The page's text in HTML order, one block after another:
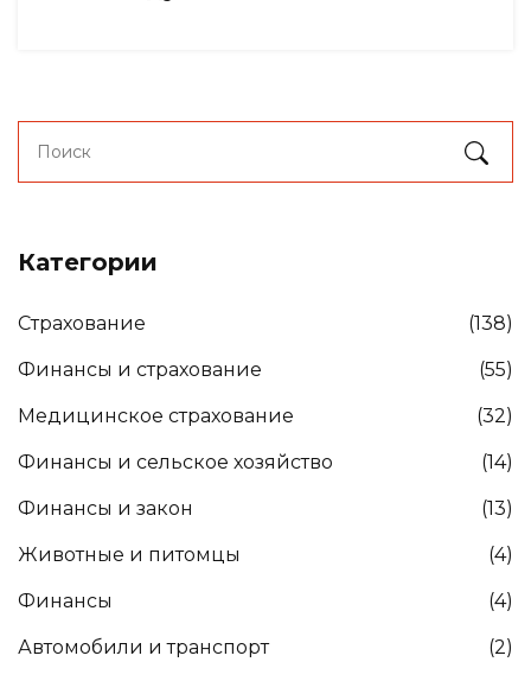
Категории
Страхование (138)
Финансы и страхование (55)
Медицинское страхование (32)
Финансы и сельское хозяйство (14)
Финансы и закон (13)
Животные и питомцы (4)
Финансы (4)
Автомобили и транспорт (2)